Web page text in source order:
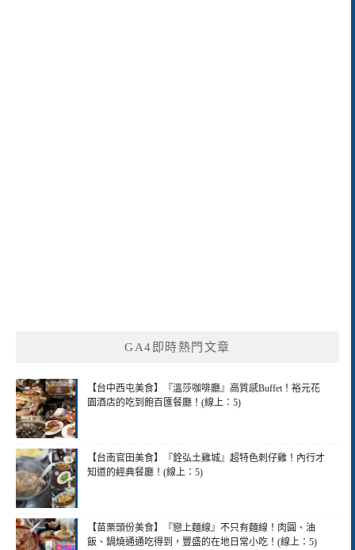
GA4即時熱門文章
【台中西屯美食】『溫莎咖啡廳』高質感Buffet！裕元花
園酒店的吃到飽百匯餐廳！(線上：5)
【台南官田美食】『銓弘土雞城』超特色刺仔雞！內行才
知道的經典餐廳！(線上：5)
【苗栗頭份美食】『戀上麵線』不只有麵線！肉圓、油
飯、鍋燒通通吃得到，豐盛的在地日常小吃！(線上：5)